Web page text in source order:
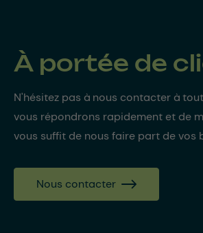
À portée de
N'hésitez pas à nous contacter à
vous répondrons rapidement et de
vous suffit de nous faire part de vos
Nous contacter